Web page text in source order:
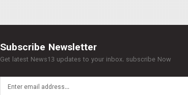
Subscribe Newsletter
Get latest News13 updates to your inbox. subscribe Now